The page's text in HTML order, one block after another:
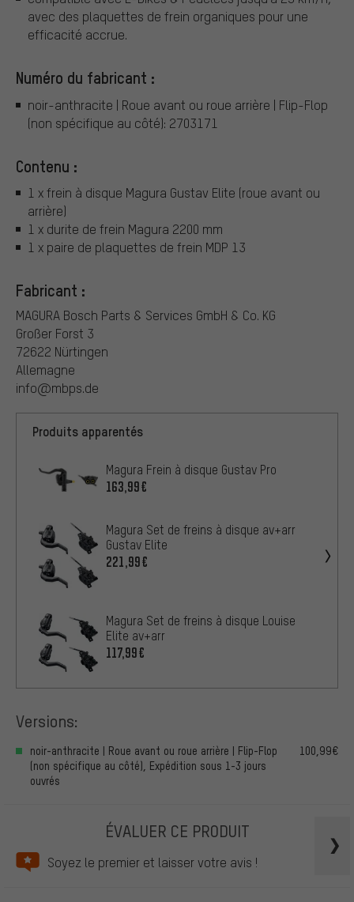
avec des plaquettes de frein organiques pour une
efficacité accrue.
Numéro du fabricant :
noir-anthracite | Roue avant ou roue arrière | Flip-Flop
(non spécifique au côté): 2703171
Contenu :
1 x frein à disque Magura Gustav Elite (roue avant ou
arrière)
1 x durite de frein Magura 2200 mm
1 x paire de plaquettes de frein MDP 13
Fabricant :
MAGURA Bosch Parts & Services GmbH & Co. KG
Großer Forst 3
72622 Nürtingen
Allemagne
info@mbps.de
Produits apparentés
Magura Frein à disque Gustav Pro
163,99€
Magura Set de freins à disque av+arr
Gustav Elite
221,99€
Magura Set de freins à disque Louise
Elite av+arr
117,99€
Versions:
noir-anthracite | Roue avant ou roue arrière | Flip-Flop
(non spécifique au côté), Expédition sous 1-3 jours
ouvrés
100,99€
ÉVALUER CE PRODUIT
Soyez le premier et laisser votre avis !